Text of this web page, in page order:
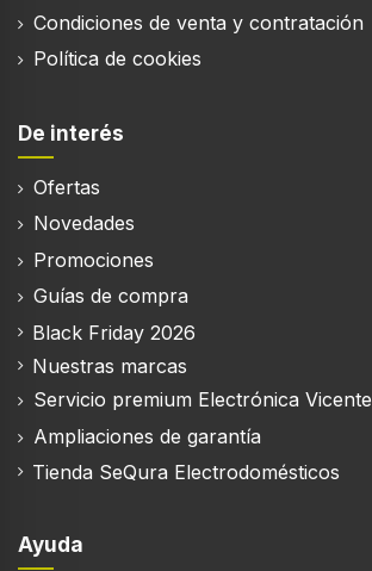
Condiciones de venta y contratación
Política de cookies
De interés
Ofertas
Novedades
Promociones
Guías de compra
Black Friday 2026
Nuestras marcas
Servicio premium Electrónica Vicente
Ampliaciones de garantía
Tienda SeQura Electrodomésticos
Ayuda